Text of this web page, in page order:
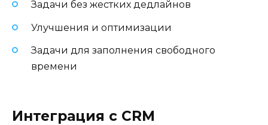
Задачи без жестких дедлайнов
Улучшения и оптимизации
Задачи для заполнения свободного
времени
Интеграция с CRM